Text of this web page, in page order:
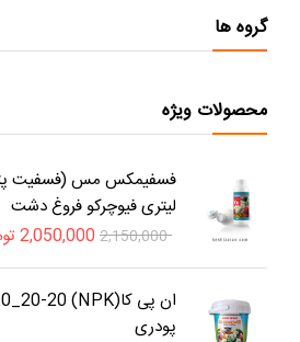
گروه ها
محصولات ویژه
فسفیمکس مس (فسفیت
لیتری فیوچرکو فروغ دشت
2,150,000
2,050,000
پودری